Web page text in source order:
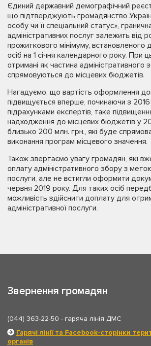
Єдиний державний демографічний
що підтверджують громадянство
особу чи її спеціальний статус»,
адміністративних послуг залежить від
прожиткового мінімуму, встановленого
осіб на 1 січня календарного року. При
отримані як частина адміністративного
спрямовуються до місцевих бюджетів.
Нагадуємо, що вартість оформлення
підвищується вперше, починаючи з
підрахунками експертів, таке
надходження до місцевих бюджетів у
близько 200 млн. грн., які буде
виконання програм місцевого значення.
Також звертаємо увагу громадян, які
оплату адміністративного збору з
послуги, але не встигли оформити
червня 2019 року. Для таких осіб
можливість здійснити доплату для
адміністративної послуги.
Звернення громадян
(044) 363-22-50 - гаряча лінія ДМС
Гарячі лінії та Facebook-сторінки
органів